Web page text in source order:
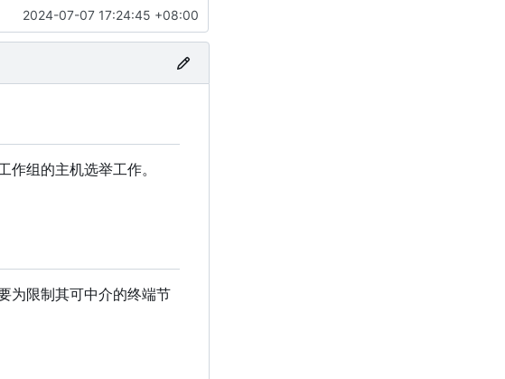
2024-07-07 17:24:45 +08:00
组的主机选举工作。
为限制其可中介的终端节